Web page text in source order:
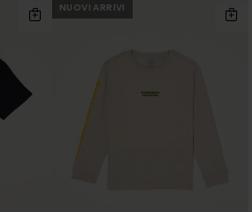
NUOVI ARRIVI